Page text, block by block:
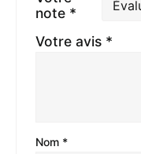
note *
Votre avis *
Nom *